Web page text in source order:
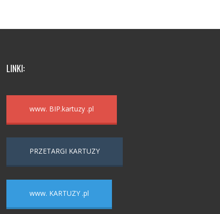
LINKI:
www. BIP.kartuzy .pl
PRZETARGI KARTUZY
www. KARTUZY .pl